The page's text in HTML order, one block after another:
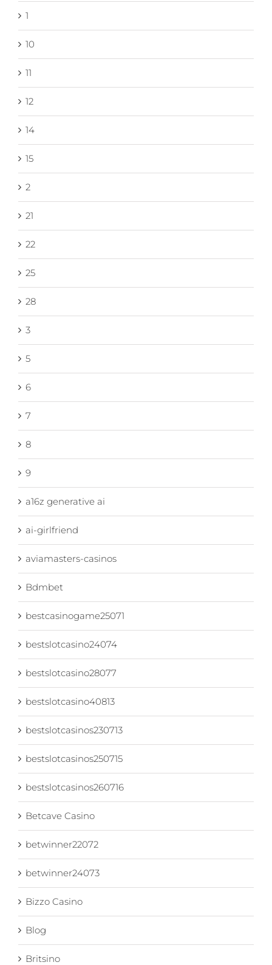
1
10
11
12
14
15
2
21
22
25
28
3
5
6
7
8
9
a16z generative ai
ai-girlfriend
aviamasters-casinos
Bdmbet
bestcasinogame25071
bestslotcasino24074
bestslotcasino28077
bestslotcasino40813
bestslotcasinos230713
bestslotcasinos250715
bestslotcasinos260716
Betcave Casino
betwinner22072
betwinner24073
Bizzo Casino
Blog
Britsino